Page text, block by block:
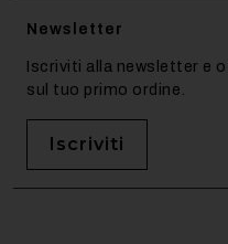
Newsletter
Iscriviti alla newsletter e
sul tuo primo ordine.
Iscriviti